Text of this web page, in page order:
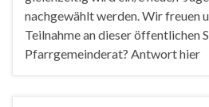
nachgewählt werden. Wir freuen
Teilnahme an dieser öffentlichen
Pfarrgemeinderat? Antwort hier